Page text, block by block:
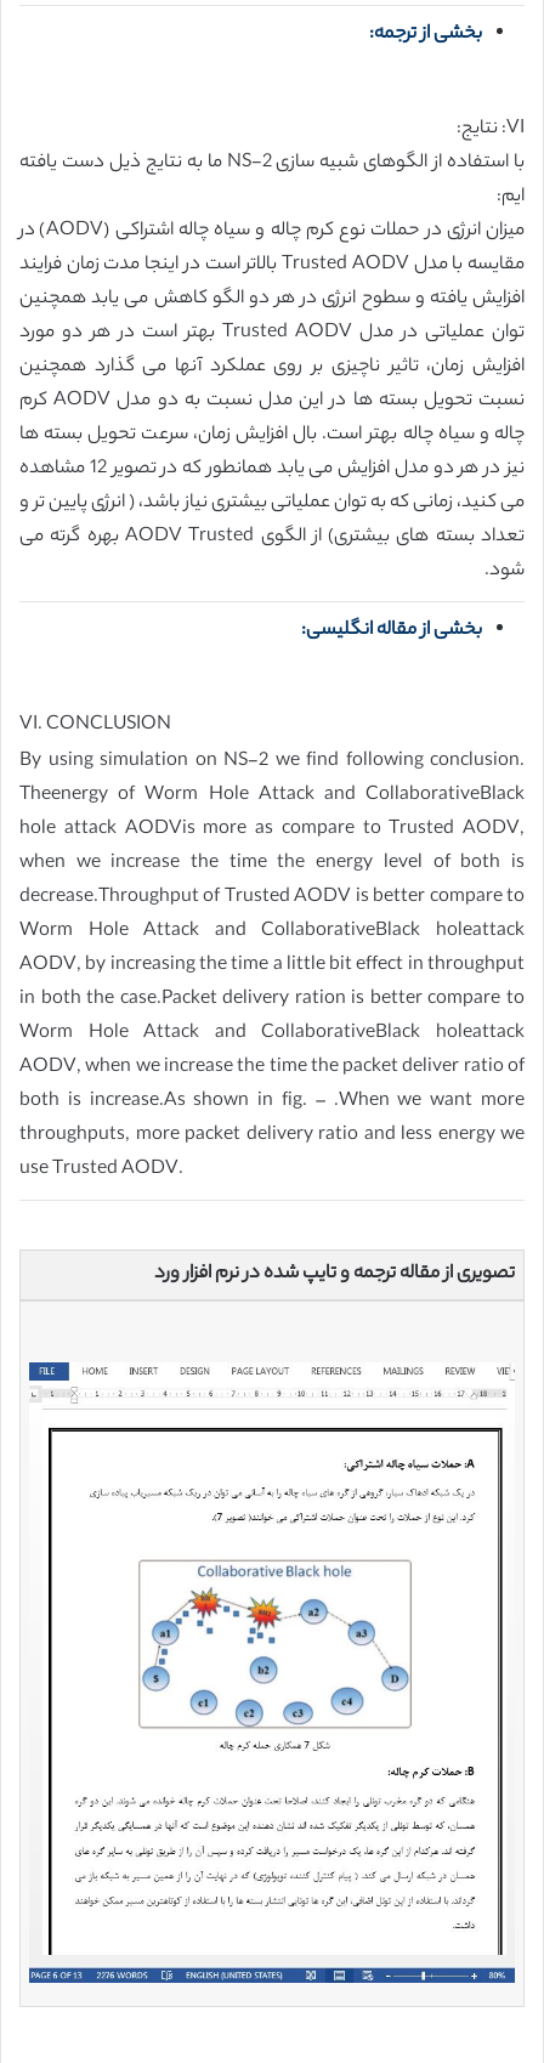
بخشی از ترجمه:
VI: نتایج:
با استفاده از الگوهای شبیه سازی NS-2 ما به نتایج ذیل دست یافته
ایم:
میزان انرژی در حملات نوع کرم چاله و سیاه چاله اشتراکی (AODV) در
مقایسه با مدل Trusted AODV بالاتر است در اینجا مدت زمان فرایند
افزایش یافته و سطوح انرژی در هر دو الگو کاهش می یابد همچنین
توان عملیاتی در مدل Trusted AODV بهتر است در هر دو مورد
افزایش زمان، تاثیر ناچیزی بر روی عملکرد آنها می گذارد همچنین
نسبت تحویل بسته ها در این مدل نسبت به دو مدل AODV کرم
چاله و سیاه چاله بهتر است. بال افزایش زمان، سرعت تحویل بسته ها
نیز در هر دو مدل افزایش می یابد همانطور که در تصویر 12 مشاهده
می کنید، زمانی که به توان عملیاتی بیشتری نیاز باشد، ( انرژی پایین تر و
تعداد بسته های بیشتری) از الگوی AODV Trusted بهره گرته می
شود.
بخشی از مقاله انگلیسی:
VI. CONCLUSION
By using simulation on NS-2 we find following conclusion.
Theenergy of Worm Hole Attack and CollaborativeBlack
hole attack AODVis more as compare to Trusted AODV,
when we increase the time the energy level of both is
decrease.Throughput of Trusted AODV is better compare to
Worm Hole Attack and CollaborativeBlack holeattack
AODV, by increasing the time a little bit effect in throughput
in both the case.Packet delivery ration is better compare to
Worm Hole Attack and CollaborativeBlack holeattack
AODV, when we increase the time the packet deliver ratio of
both is increase.As shown in fig. – .When we want more
throughputs, more packet delivery ratio and less energy we
use Trusted AODV.
تصویری از مقاله ترجمه و تایپ شده در نرم افزار ورد